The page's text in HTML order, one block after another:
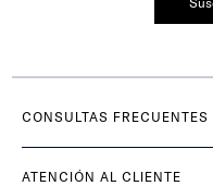
CONSULTAS FRECUENTES
ATENCIÓN AL CLIENTE